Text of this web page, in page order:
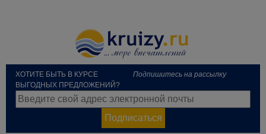
ХОТИТЕ БЫТЬ В КУРСЕ
ВЫГОДНЫХ ПРЕДЛОЖЕНИЙ?
Подпишитесь на рассылку
Подписаться